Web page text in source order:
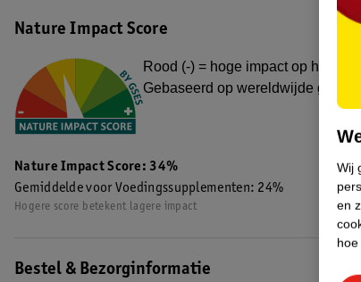
De tabletten bij kamertemperatuur, droog en afgesloten
Bij Kruidvat zijn we actief bezig met duurzaamheid en zetten
producten worden steeds een beetje duurzamer. Zo hebben we
voedingssupplementen dunner gemaakt zonder dat ze minder
plastic per jaar. Hiermee zetten we weer een stapje richting
EAN code:8719179547088,8717333056933
Nature Impact Score
Rood (-) = hoge impact op het
Gebaseerd op wereldwijde
Nature Impact Score: 34%
Gemiddelde voor Voedingssupplementen: 24%
Hogere score betekent lagere impact
Bestel & Bezorginformatie
Wij
en